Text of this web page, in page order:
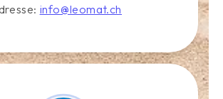
info@leomat.ch